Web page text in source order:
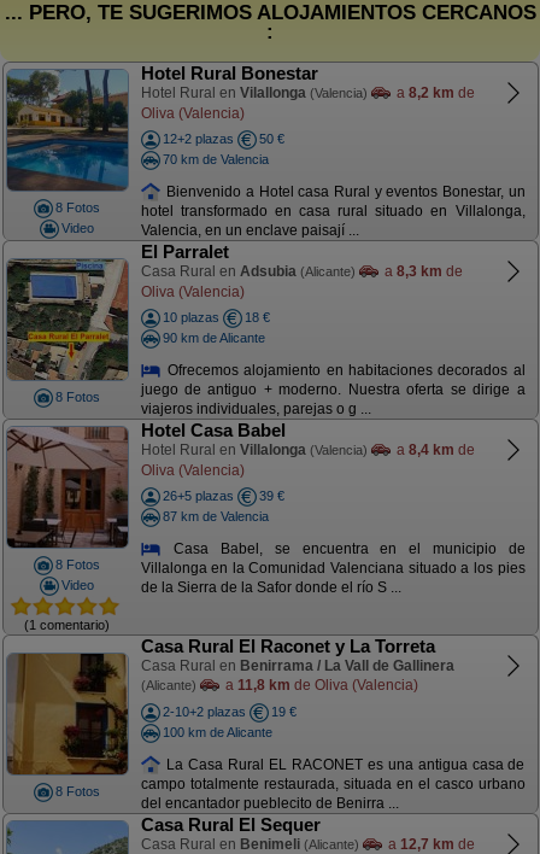
... PERO, TE SUGERIMOS ALOJAMIENTOS CERCANOS
:
8 Fotos
Video
Hotel Rural Bonestar
Hotel Rural en Vilallonga (Valencia) a 8,2 km de
Oliva (Valencia)
12+2 plazas
50 €
70 km de Valencia
Bienvenido a Hotel casa Rural y eventos Bonestar, un
hotel transformado en casa rural situado en Villalonga,
Valencia, en un enclave paisají ...
8 Fotos
El Parralet
Casa Rural en Adsubia (Alicante) a 8,3 km de
Oliva (Valencia)
10 plazas
18 €
90 km de Alicante
Ofrecemos alojamiento en habitaciones decorados al
juego de antiguo + moderno. Nuestra oferta se dirige a
viajeros individuales, parejas o g ...
8 Fotos
Video
(1 comentario)
Hotel Casa Babel
Hotel Rural en Villalonga (Valencia) a 8,4 km de
Oliva (Valencia)
26+5 plazas
39 €
87 km de Valencia
Casa Babel, se encuentra en el municipio de
Villalonga en la Comunidad Valenciana situado a los pies
de la Sierra de la Safor donde el río S ...
8 Fotos
Casa Rural El Raconet y La Torreta
Casa Rural en Benirrama / La Vall de Gallinera
(Alicante) a 11,8 km de Oliva (Valencia)
2-10+2 plazas
19 €
100 km de Alicante
La Casa Rural EL RACONET es una antigua casa de
campo totalmente restaurada, situada en el casco urbano
del encantador pueblecito de Benirra ...
Casa Rural El Sequer
Casa Rural en Benimeli (Alicante) a 12,7 km de